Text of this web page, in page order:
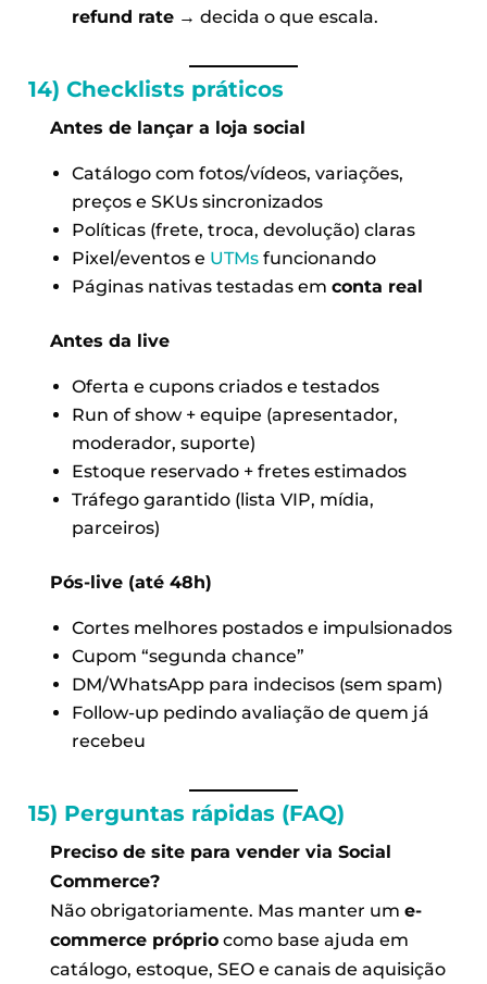
refund rate→ decida o que escala.
14) Checklists práticos
Antes de lançar a loja social
Catálogo com fotos/vídeos, variações,
preços e SKUs sincronizados
Políticas (frete, troca, devolução) claras
Pixel/eventos e UTMsfuncionando
Páginas nativas testadas em conta real
Antes da live
Oferta e cupons criados e testados
Run of show + equipe (apresentador,
moderador, suporte)
Estoque reservado + fretes estimados
Tráfego garantido (lista VIP, mídia,
parceiros)
Pós-live (até 48h)
Cortes melhores postados e impulsionados
Cupom “segunda chance”
DM/WhatsApp para indecisos (sem spam)
Follow-up pedindo avaliação de quem já
recebeu
15) Perguntas rápidas (FAQ)
Preciso de site para vender via Social
Commerce?
Não obrigatoriamente. Mas manter ume-
commerce próprio como base ajuda em
catálogo, estoque, SEO e canais de aquisição